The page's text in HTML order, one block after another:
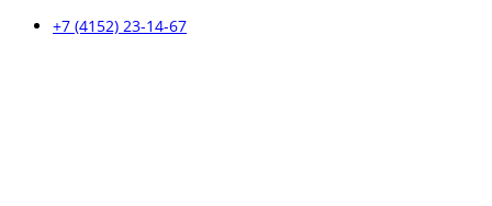
+7 (4152) 23-14-67